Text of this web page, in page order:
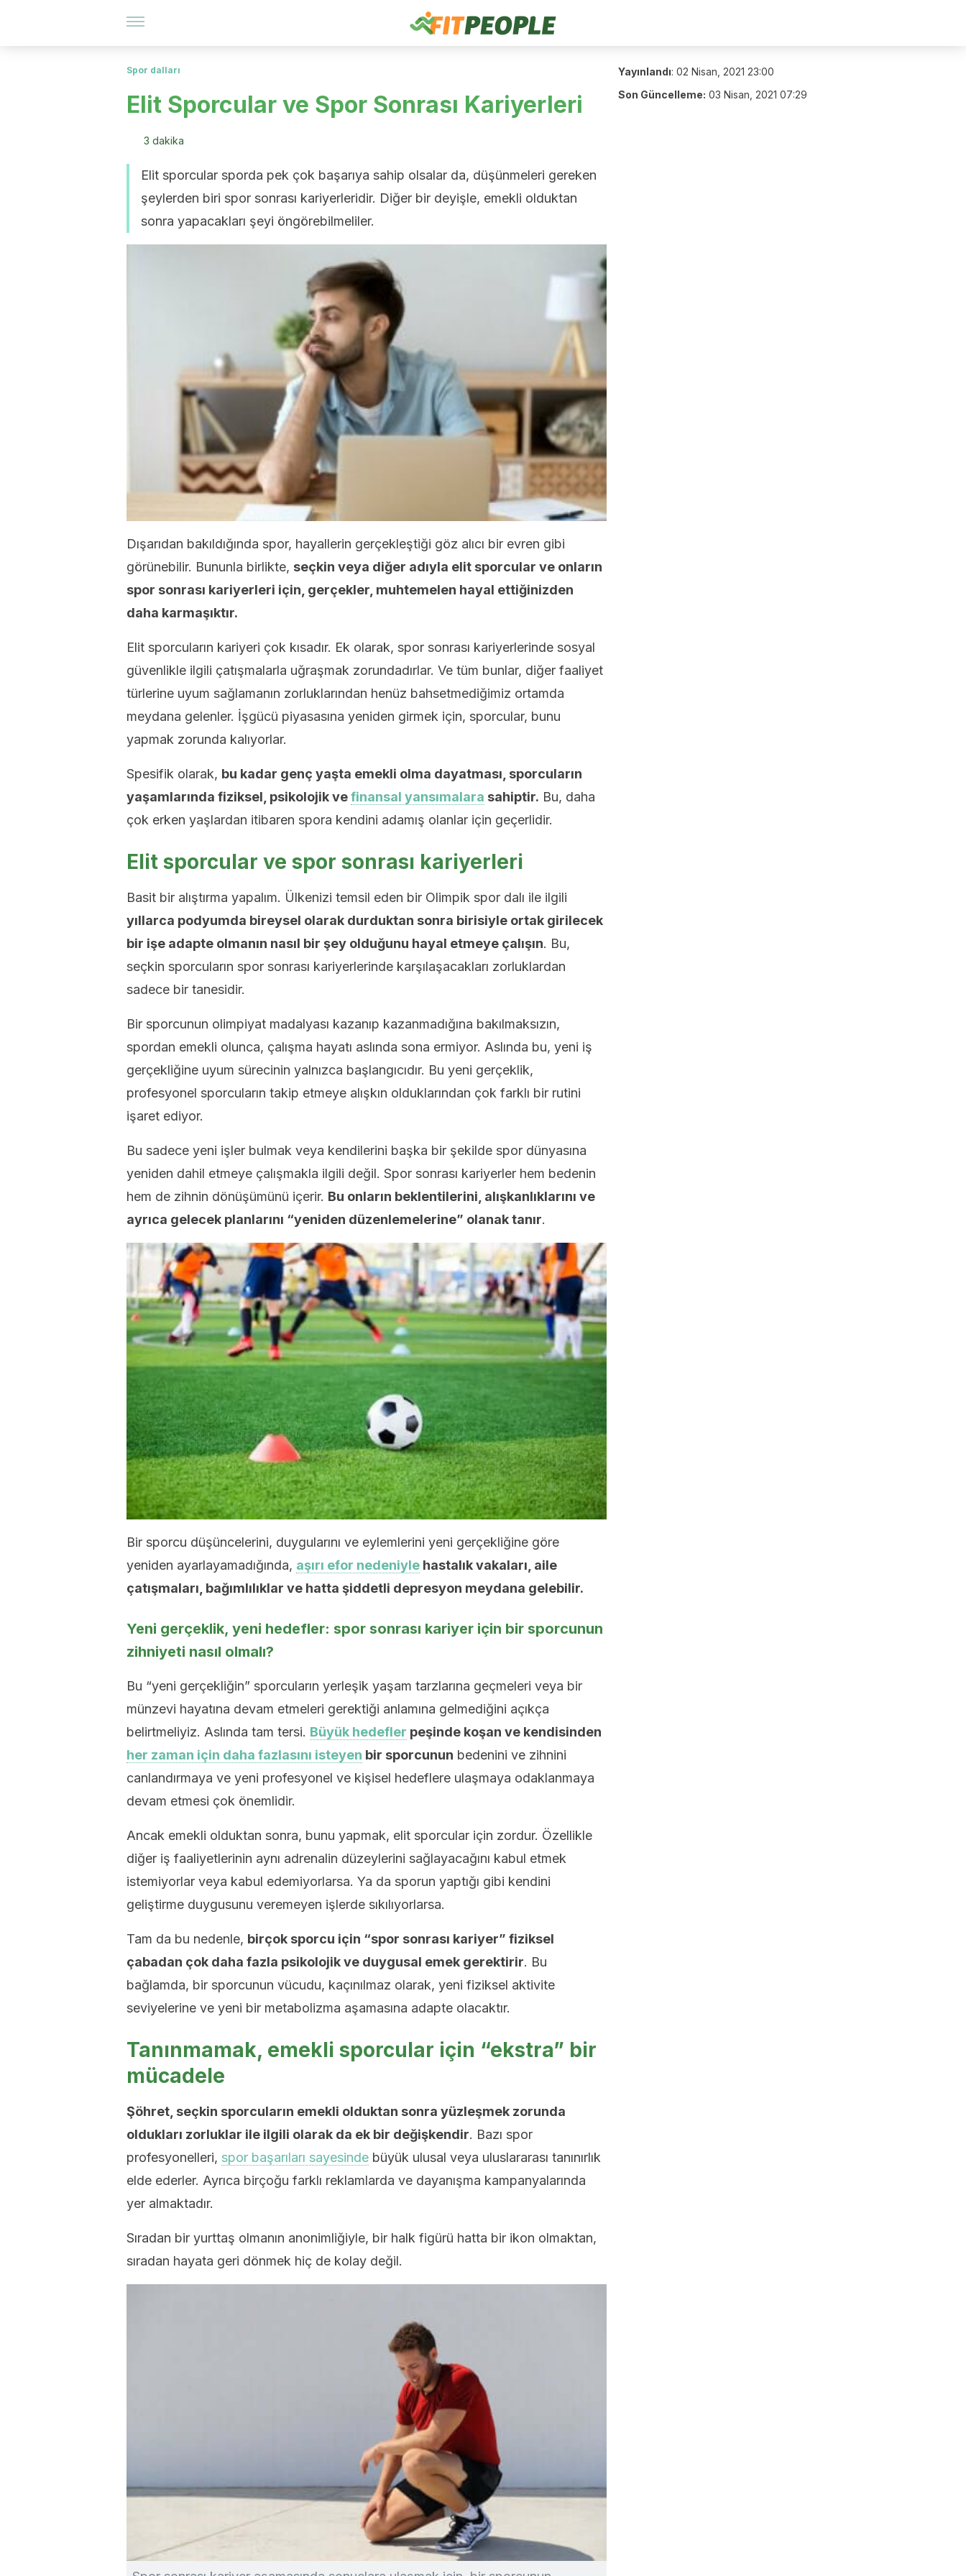
Spor dalları
Elit Sporcular ve Spor Sonrası Kariyerleri
3 dakika
Elit sporcular sporda pek çok başarıya sahip olsalar da, düşünmeleri gereken
şeylerden biri spor sonrası kariyerleridir. Diğer bir deyişle, emekli olduktan
sonra yapacakları şeyi öngörebilmeliler.
Dışarıdan bakıldığında spor, hayallerin gerçekleştiği göz alıcı bir evren gibi
görünebilir. Bununla birlikte, seçkin veya diğer adıyla elit sporcular ve onların
spor sonrası kariyerleri için, gerçekler, muhtemelen hayal ettiğinizden
daha karmaşıktır.
Elit sporcuların kariyeri çok kısadır. Ek olarak, spor sonrası kariyerlerinde sosyal
güvenlikle ilgili çatışmalarla uğraşmak zorundadırlar. Ve tüm bunlar, diğer faaliyet
türlerine uyum sağlamanın zorluklarından henüz bahsetmediğimiz ortamda
meydana gelenler. İşgücü piyasasına yeniden girmek için, sporcular, bunu
yapmak zorunda kalıyorlar.
Spesifik olarak, bu kadar genç yaşta emekli olma dayatması, sporcuların
yaşamlarında fiziksel, psikolojik vefinansal yansımalara sahiptir. Bu, daha
çok erken yaşlardan itibaren spora kendini adamış olanlar için geçerlidir.
Elit sporcular ve spor sonrası kariyerleri
Basit bir alıştırma yapalım. Ülkenizi temsil eden bir Olimpik spor dalı ile ilgili
yıllarca podyumda bireysel olarak durduktan sonra birisiyle ortak girilecek
bir işe adapte olmanın nasıl bir şey olduğunu hayal etmeye çalışın. Bu,
seçkin sporcuların spor sonrası kariyerlerinde karşılaşacakları zorluklardan
sadece bir tanesidir.
Bir sporcunun olimpiyat madalyası kazanıp kazanmadığına bakılmaksızın,
spordan emekli olunca, çalışma hayatı aslında sona ermiyor. Aslında bu, yeni iş
gerçekliğine uyum sürecinin yalnızca başlangıcıdır. Bu yeni gerçeklik,
profesyonel sporcuların takip etmeye alışkın olduklarından çok farklı bir rutini
işaret ediyor.
Bu sadece yeni işler bulmak veya kendilerini başka bir şekilde spor dünyasına
yeniden dahil etmeye çalışmakla ilgili değil. Spor sonrası kariyerler hem bedenin
hem de zihnin dönüşümünü içerir. Bu onların beklentilerini, alışkanlıklarını ve
ayrıca gelecek planlarını “yeniden düzenlemelerine” olanak tanır.
Bir sporcu düşüncelerini, duygularını ve eylemlerini yeni gerçekliğine göre
yeniden ayarlayamadığında, aşırı efor nedeniyle hastalık vakaları, aile
çatışmaları, bağımlılıklar ve hatta şiddetli depresyon meydana gelebilir.
Yeni gerçeklik, yeni hedefler: spor sonrası kariyer için bir sporcunun
zihniyeti nasıl olmalı?
Bu “yeni gerçekliğin” sporcuların yerleşik yaşam tarzlarına geçmeleri veya bir
münzevi hayatına devam etmeleri gerektiği anlamına gelmediğini açıkça
belirtmeliyiz. Aslında tam tersi. Büyük hedefler peşinde koşan ve kendisinden
her zaman için daha fazlasını isteyen bir sporcunun bedenini ve zihnini
canlandırmaya ve yeni profesyonel ve kişisel hedeflere ulaşmaya odaklanmaya
devam etmesi çok önemlidir.
Ancak emekli olduktan sonra, bunu yapmak, elit sporcular için zordur. Özellikle
diğer iş faaliyetlerinin aynı adrenalin düzeylerini sağlayacağını kabul etmek
istemiyorlar veya kabul edemiyorlarsa. Ya da sporun yaptığı gibi kendini
geliştirme duygusunu veremeyen işlerde sıkılıyorlarsa.
Tam da bu nedenle, birçok sporcu için “spor sonrası kariyer” fiziksel
çabadan çok daha fazla psikolojik ve duygusal emek gerektirir. Bu
bağlamda, bir sporcunun vücudu, kaçınılmaz olarak, yeni fiziksel aktivite
seviyelerine ve yeni bir metabolizma aşamasına adapte olacaktır.
Tanınmamak, emekli sporcular için “ekstra” bir
mücadele
Şöhret, seçkin sporcuların emekli olduktan sonra yüzleşmek zorunda
oldukları zorluklar ile ilgili olarak da ek bir değişkendir. Bazı spor
profesyonelleri, spor başarıları sayesinde büyük ulusal veya uluslararası tanınırlık
elde ederler. Ayrıca birçoğu farklı reklamlarda ve dayanışma kampanyalarında
yer almaktadır.
Sıradan bir yurttaş olmanın anonimliğiyle, bir halk figürü hatta bir ikon olmaktan,
sıradan hayata geri dönmek hiç de kolay değil.
Yayınlandı: 02 Nisan, 2021 23:00
Son Güncelleme: 03 Nisan, 2021 07:29